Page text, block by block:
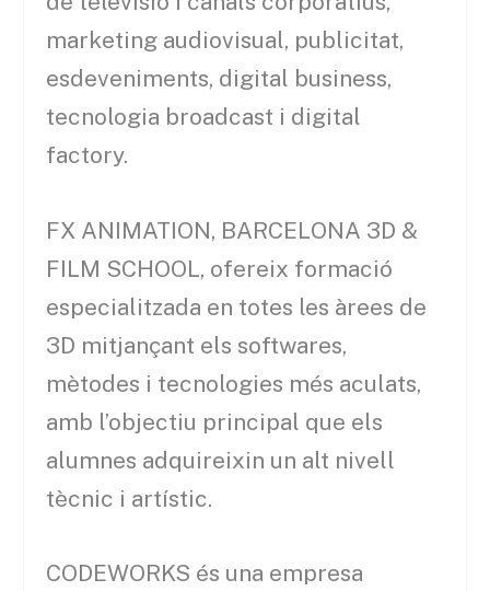
marketing audiovisual, publicitat,
esdeveniments, digital business,
tecnologia broadcast i digital
factory.
FX ANIMATION, BARCELONA 3D &
FILM SCHOOL, ofereix formació
especialitzada en totes les àrees de
3D mitjançant els softwares,
mètodes i tecnologies més aculats,
amb l’objectiu principal que els
alumnes adquireixin un alt nivell
tècnic i artístic.
CODEWORKS és una empresa